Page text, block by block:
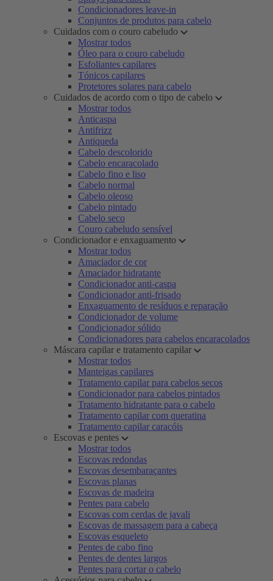
Condicionadores leave-in
Conjuntos de produtos para cabelo
Cuidados com o couro cabeludo
Mostrar todos
Óleo para o couro cabeludo
Esfoliantes capilares
Tónicos capilares
Protetores solares para cabelo
Cuidados de acordo com o tipo de cabelo
Mostrar todos
Anticaspa
Antifrizz
Antiqueda
Cabelo descolorido
Cabelo encaracolado
Cabelo fino e liso
Cabelo normal
Cabelo oleoso
Cabelo pintado
Cabelo seco
Couro cabeludo sensível
Condicionador e enxaguamento
Mostrar todos
Amaciador de cor
Amaciador hidratante
Condicionador anti-caspa
Condicionador anti-frisado
Enxaguamento de resíduos e reparação
Condicionador de volume
Condicionador sólido
Condicionadores para cabelos encaracolados
Máscara capilar e tratamento capilar
Mostrar todos
Manteigas capilares
Tratamento capilar para cabelos secos
Condicionador para cabelos pintados
Tratamento hidratante para o cabelo
Tratamento capilar com queratina
Tratamento capilar caracóis
Escovas e pentes
Mostrar todos
Escovas redondas
Escovas desembaraçantes
Escovas planas
Escovas de madeira
Pentes para cabelo
Escovas com cerdas de javali
Escovas de massagem para a cabeça
Escovas esqueleto
Pentes de cabo fino
Pentes de dentes largos
Pentes para cortar o cabelo